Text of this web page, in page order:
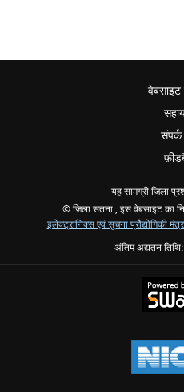
वेबसाइट
यह सामग्री जिला
© जिला सतना , इस वेबसाइट का
इलेक्ट्रानिक्स एवं सूचना प्रौद्योगिकी
अंतिम अद्यतन तिथि: